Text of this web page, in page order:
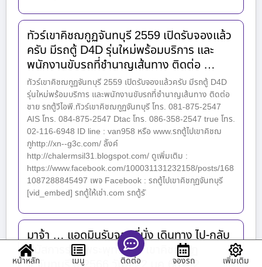
ทัวร์เขาคิชฌกูฏจันทบุรี 2559 เปิดรับจองแล้ว
ครับ มีรถตู้ D4D รุ่นใหม่พร้อมบริการ และ
พนักงานขับรถที่ชำนาญเส้นทาง ติดต่อ …
ทัวร์เขาคิชฌกูฏจันทบุรี 2559 เปิดรับจองแล้วครับ มีรถตู้ D4D
รุ่นใหม่พร้อมบริการ และพนักงานขับรถที่ชำนาญเส้นทาง ติดต่อ
ชาย รถตู้วีไอพี.ทัวร์เขาคิชฌกูฏจันทบุรี โทร. 081-875-2547
AIS โทร. 084-875-2547 Dtac โทร. 086-358-2547 true โทร.
02-116-6948 ID line : van958 หรือ www.รถตู้ไปเขาคิชฌ
กูhttp://xn--g3c.com/ ลิังค์
http://chalermsil31.blogspot.com/ ดูเพิ่มเติม :
https://www.facebook.com/100031131232158/posts/168
1087288845497 เพจ Facebook : รถตู้ไปเขาคิชกุฏจันทบุรี
[vid_embed] รถตู้ให้เช่า.com รถตู้รั
มาจ้า … แอดมินรับจองที่นั่ง เดินทาง ไป-กลับ
นมัสการรอยพระพุทธบาท เขาคิชฌกูฏ
หน้าหลัก เมนู ติดต่อ จองรถ เพิ่มเติม